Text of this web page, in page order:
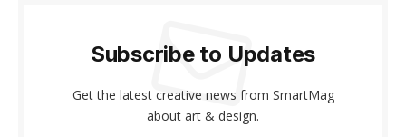
Subscribe to Updates
Get the latest creative news from SmartMag
about art & design.